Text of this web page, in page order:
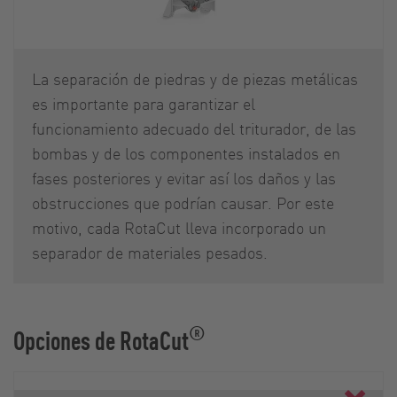
La separación de piedras y de piezas metálicas
es importante para garantizar el
funcionamiento adecuado del triturador, de las
bombas y de los componentes instalados en
fases posteriores y evitar así los daños y las
obstrucciones que podrían causar. Por este
motivo, cada RotaCut lleva incorporado un
separador de materiales pesados.
Opciones de RotaCut®